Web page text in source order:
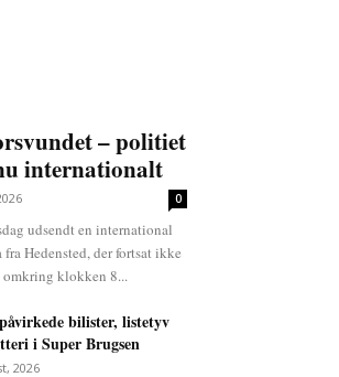
– politiet
internationalt
0
udsendt en international
Hedensted, der fortsat ikke
omkring klokken 8...
bilister, listetyv
i Super Brugsen
2026